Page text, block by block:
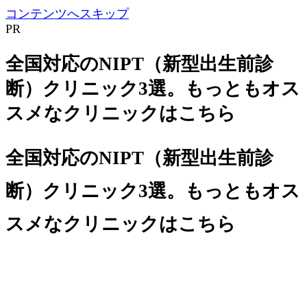
コンテンツへスキップ
PR
全国対応のNIPT（新型出生前診
断）クリニック3選。もっともオス
スメなクリニックはこちら
全国対応のNIPT（新型出生前診
断）クリニック3選。もっともオス
スメなクリニックはこちら